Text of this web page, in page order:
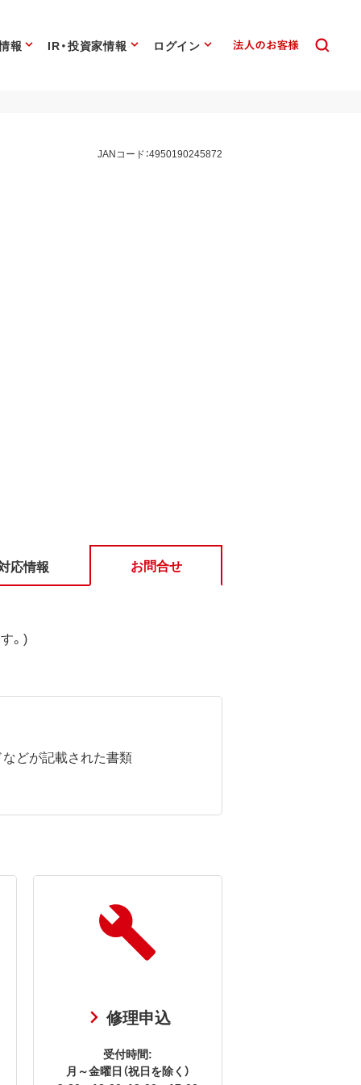
報 IR・投資家情報 ログイン
JANコード：4950190245872
応情報 お問合せ
。)
どが記載された書類
修理申込
受付時間:
月～金曜日（祝日を除く）